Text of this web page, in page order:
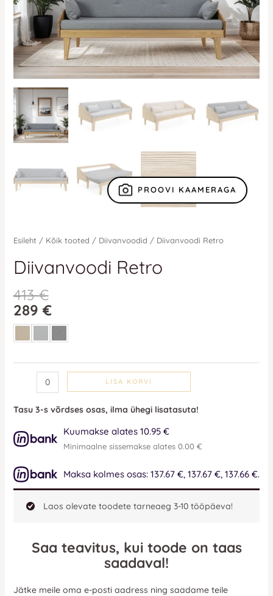
PROOVI KAAMERAGA
Esileht / Kõik tooted / Diivanvoodid / Diivanvoodi Retro
Diivanvoodi Retro
413€
289€
LISA KORVI
Tasu 3-s võrdses osas, ilma ühegi lisatasuta!
Kuumakse alates 10.95 €
Minimaalne sissemakse alates 0.00 €
Maksa kolmes osas: 137.67 €, 137.67 €, 137.66 €.
Laos olevate toodete tarneaeg 3-10 tööpäeva!
Saa teavitus, kui toode on taas
saadaval!
Jätke meile oma e-posti aadress ning saadame teile